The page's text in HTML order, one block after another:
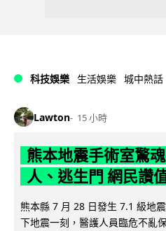
科技娛樂 生活娛樂 城中熱話
Lawton 15 小時
熊本地震手術室驚
人、逃生門 網民讚
熊本縣 7 月 28 日發生 7.1 級地
下地震一刻，醫護人員臨危不亂